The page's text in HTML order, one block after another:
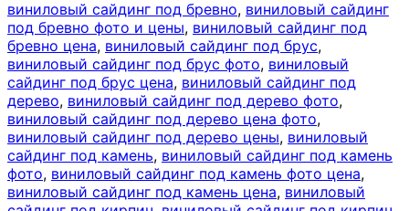
виниловый сайдинг под бревно, виниловый сайдинг
под бревно фото и цены, виниловый сайдинг под
бревно цена, виниловый сайдинг под брус,
виниловый сайдинг под брус фото, виниловый
сайдинг под брус цена, виниловый сайдинг под
дерево, виниловый сайдинг под дерево фото,
виниловый сайдинг под дерево цена фото,
виниловый сайдинг под дерево цены, виниловый
сайдинг под камень, виниловый сайдинг под камень
фото, виниловый сайдинг под камень фото цена,
виниловый сайдинг под камень цена, виниловый